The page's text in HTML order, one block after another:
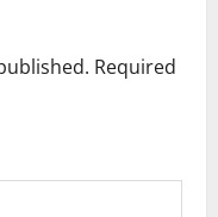
Required